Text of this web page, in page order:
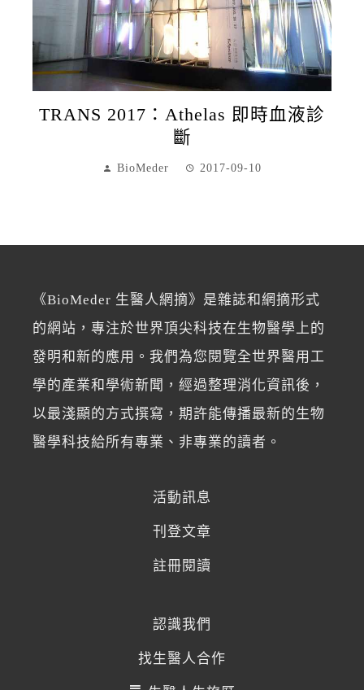
TRANS 2017：Athelas 即時血液診
斷
BioMeder 2017-09-10
《BioMeder 生醫人網摘》是雜誌和網摘形式
的網站，專注於世界頂尖科技在生物醫學上的
發明和新的應用。我們為您閱覽全世界醫用工
學的產業和學術新聞，經過整理消化資訊後，
以最淺顯的方式撰寫，期許能傳播最新的生物
醫學科技給所有專業、非專業的讀者。
活動訊息
刊登文章
註冊閱讀
認識我們
找生醫人合作